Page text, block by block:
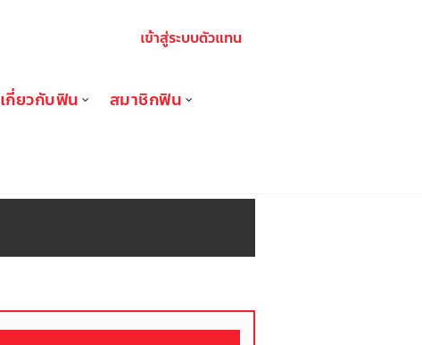
เข้าสู่ระบบตัวแทน
เกี่ยวกับฟิน สมาชิกฟิน